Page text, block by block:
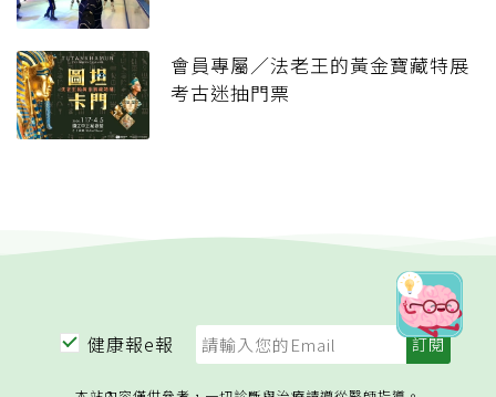
會員專屬／法老王的黃金寶藏特展
考古迷抽門票
健康報e報